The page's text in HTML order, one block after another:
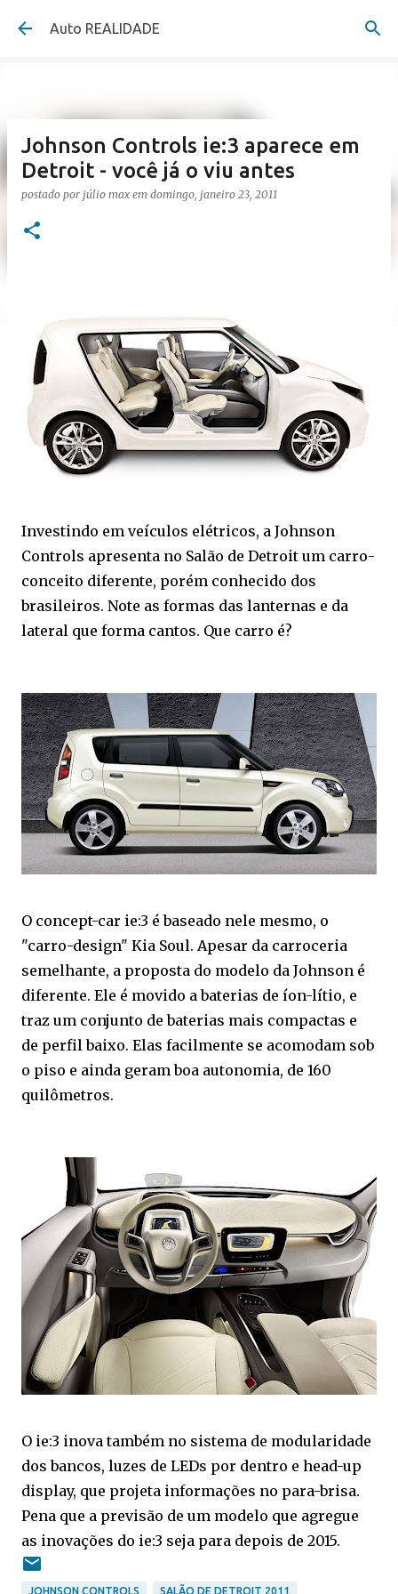
Pular para o conteúdo principal
Auto REALIDADE
Johnson Controls ie:3 aparece em
Detroit - você já o viu antes
postado por júlio max em domingo, janeiro 23, 2011
Investindo em veículos elétricos, a Johnson
Controls apresenta no Salão de Detroit um carro-
conceito diferente, porém conhecido dos
brasileiros. Note as formas das lanternas e da
lateral que forma cantos. Que carro é?
O concept-car ie:3 é baseado nele mesmo, o
"carro-design" Kia Soul. Apesar da carroceria
semelhante, a proposta do modelo da Johnson é
diferente. Ele é movido a baterias de íon-lítio, e
traz um conjunto de baterias mais compactas e
de perfil baixo. Elas facilmente se acomodam sob
o piso e ainda geram boa autonomia, de 160
quilômetros.
O ie:3 inova também no sistema de modularidade
dos bancos, luzes de LEDs por dentro e head-up
display, que projeta informações no para-brisa.
Pena que a previsão de um modelo que agregue
as inovações do ie:3 seja para depois de 2015.
JOHNSON CONTROLS SALÃO DE DETROIT 2011